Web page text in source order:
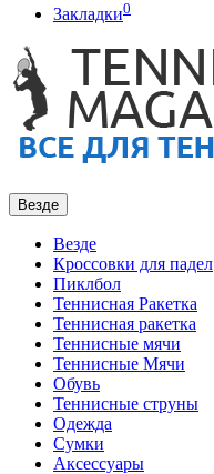
Закладки0
Везде
Везде
Кроссовки для падел
Пиклбол
Теннисная Ракетка
Теннисная ракетка
Теннисные мячи
Теннисные Мячи
Обувь
Теннисные струны
Одежда
Сумки
Аксессуары